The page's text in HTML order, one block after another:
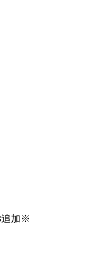
追加※